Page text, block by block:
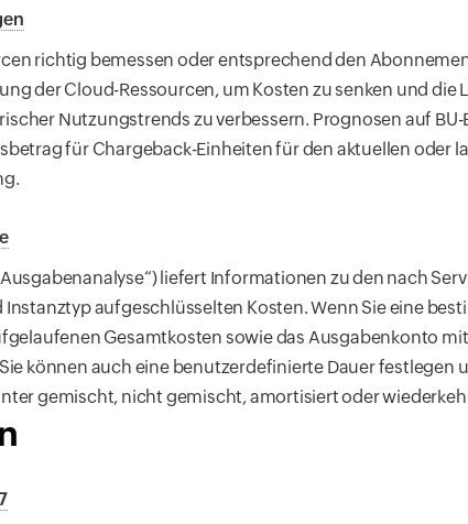
richtig bemessen oder entsprechend den
der Cloud-Ressourcen, um Kosten zu senken und die
Nutzungstrends zu verbessern. Prognosen auf BU-
für Chargeback-Einheiten für den aktuellen oder
liefert Informationen zu den nach
aufgeschlüsselten Kosten. Wenn Sie eine
Gesamtkosten sowie das Ausgabenkonto
können auch eine benutzerdefinierte Dauer festlegen
gemischt, nicht gemischt, amortisiert oder